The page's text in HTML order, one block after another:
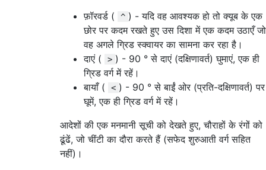
फ़ॉरवर्ड (
^ ) - यदि वह आवश्यक हो तो क्यूब के एक
छोर पर कदम रखते हुए उस दिशा में एक कदम उठाएँ जो
वह अगले ग्रिड स्क्वायर का सामना कर रहा है।
दाएं (
> ) - 90 ° से दाएं (दक्षिणावर्त) घुमाएं, एक ही
ग्रिड वर्ग में रहें।
बायाँ (
< ) - 90 ° से बाईं ओर (प्रति-दक्षिणावर्त) पर
घूमें, एक ही ग्रिड वर्ग में रहें।
आदेशों की एक मनमानी सूची को देखते हुए, चौराहों के रंगों को
ढूंढें, जो चींटी का दौरा करते हैं (सफेद शुरुआती वर्ग सहित
नहीं)।